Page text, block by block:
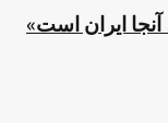
ایران است»